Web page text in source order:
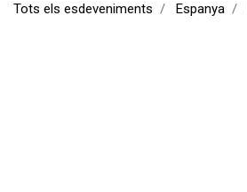
Tots els esdeveniments Espanya